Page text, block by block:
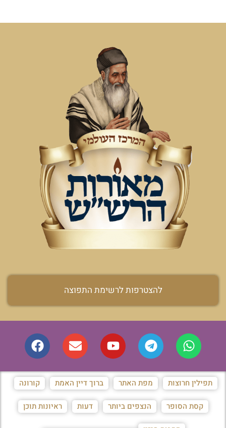
להצטרפות לרשימת התפוצה
תפילין חרוצות מפת האתר ברוך דיין האמת קורונה
קסת הסופר הנצפים ביותר דעות ראיונות תוכן